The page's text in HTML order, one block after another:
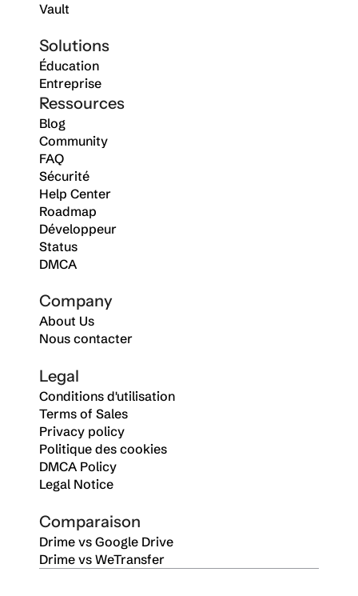
Vault
Solutions
Éducation
Entreprise
Ressources
Blog
Community
FAQ
Sécurité
Help Center
Roadmap
Développeur
Status
DMCA
Company
About Us
Nous contacter
Legal
Conditions d'utilisation
Terms of Sales
Privacy policy
Politique des cookies
DMCA Policy
Legal Notice
Comparaison
Drime vs Google Drive
Drime vs WeTransfer